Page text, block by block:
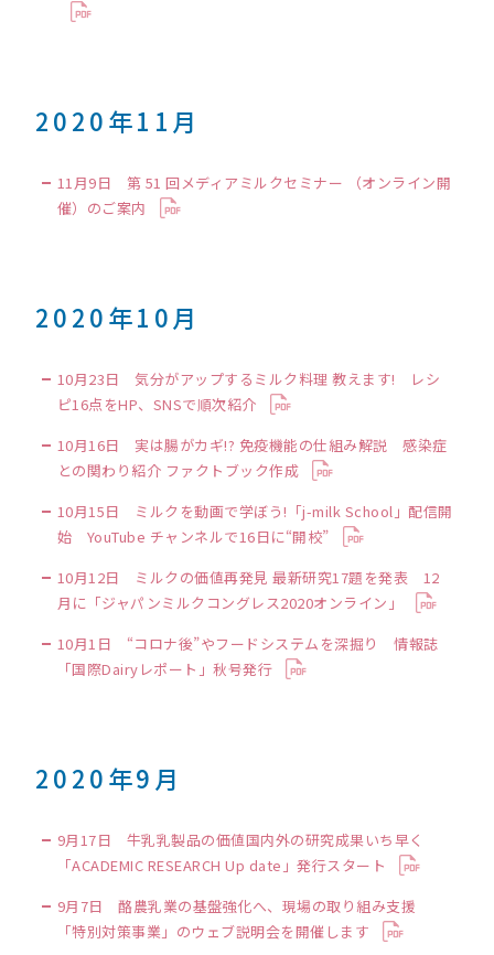
2020年11月
11月9日 第 51 回メディアミルクセミナー （オンライン開
催）のご案内
2020年10月
10月23日 気分がアップするミルク料理 教えます! レシ
ピ16点をHP、SNSで順次紹介
10月16日 実は腸がカギ!? 免疫機能の仕組み解説 感染症
との関わり紹介 ファクトブック作成
10月15日 ミルクを動画で学ぼう!「j-milk School」配信開
始 YouTube チャンネルで16日に“開校”
10月12日 ミルクの価値再発見 最新研究17題を発表 12
月に「ジャパンミルクコングレス2020オンライン」
10月1日 “コロナ後”やフードシステムを深掘り 情報誌
「国際Dairyレポート」秋号発行
2020年9月
9月17日 牛乳乳製品の価値国内外の研究成果いち早く
「ACADEMIC RESEARCH Up date」発行スタート
9月7日 酪農乳業の基盤強化へ、現場の取り組み支援
「特別対策事業」のウェブ説明会を開催します